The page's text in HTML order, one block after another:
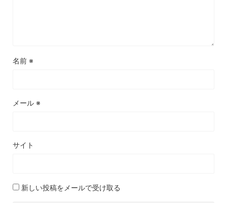
名前 ※
メール ※
サイト
新しい投稿をメールで受け取る